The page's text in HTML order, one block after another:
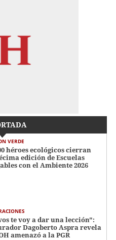
VERDE
héroes ecológicos cierran
edición de Escuelas
con el Ambiente 2026
te voy a dar una lección":
Dagoberto Aspra revela
amenazó a la PGR